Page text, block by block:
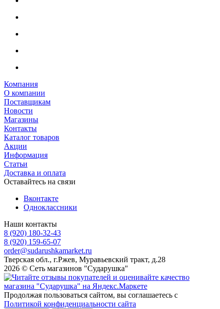
Компания
О компании
Поставщикам
Новости
Магазины
Контакты
Каталог товаров
Акции
Информация
Статьи
Доставка и оплата
Оставайтесь на связи
Вконтакте
Одноклассники
Наши контакты
8 (920) 180-32-43
8 (920) 159-65-07
order@sudarushkamarket.ru
Тверская обл., г.Ржев, Муравьевский тракт, д.28
2026 © Сеть магазинов "Сударушка"
Продолжая пользоваться сайтом, вы соглашаетесь с
Политикой конфиденциальности сайта